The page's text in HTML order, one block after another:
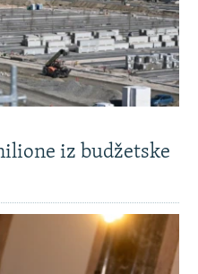
iz budžetske